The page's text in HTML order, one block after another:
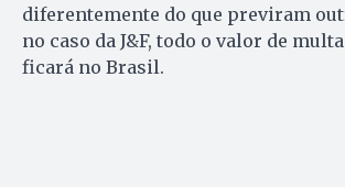
diferentemente do que previram
no caso da J&F, todo o valor de
ficará no Brasil.